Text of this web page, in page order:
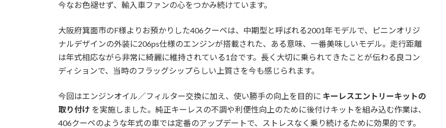
今なお色褪せず、輸入車ファンの心をつかみ続けています。
大阪府箕面市のF様よりお預かりした406クーペは、中期型と呼ばれる2001年モデルで、ピニンオリジ
ナルデザインの外装に206ps仕様のエンジンが搭載された、ある意味、一番美味しいモデル。走行距離
は年式相応ながら非常に綺麗に維持されている1台です。長く大切に乗られてきたことが伝わる良コン
ディションで、当時のフラッグシップらしい上質さを今も感じられます。
今回はエンジンオイル／フィルター交換に加え、使い勝手の向上を目的に キーレスエントリーキットの
取り付け を実施しました。純正キーレスの不調や利便性向上のために後付けキットを組み込む作業は、
406クーペのような年式の車では定番のアップデートで、ストレスなく乗り続けるために効果的です。